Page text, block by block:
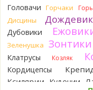
22 часа назад
Tatiana_A
Да.
съедобны.
Tatiana_A
В
разрежьте ножку
Пожелтение у самого
ядовит. Иногда
Головачи Горчаки
Дисцины
Дубовики
Зеленушка Зонтики
Клатрусы
Козляк
Кордицепсы
Ксилярии Кудонии